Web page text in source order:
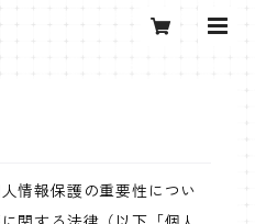
情報保護の重要性につい